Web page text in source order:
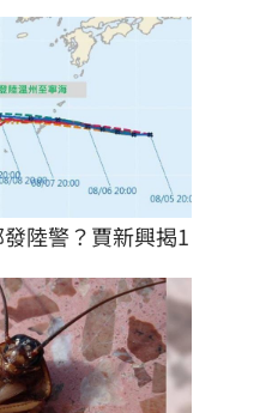
陸警？賈新興揭1